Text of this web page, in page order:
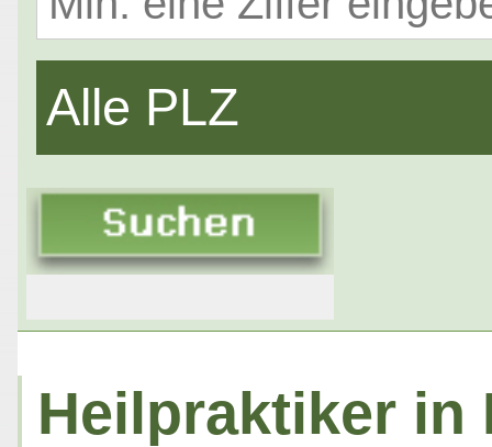
Alle PLZ
Heilpraktiker in